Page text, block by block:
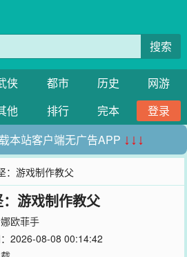
搜索
侠 都市 历史
网游
他 排行 完本
登录
本站客户端无广告APP ↓↓↓
：游戏制作教父
游戏制作教父
欧菲手
2026-08-08 00:14:42